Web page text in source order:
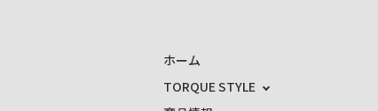
ホーム
TORQUE STYLE